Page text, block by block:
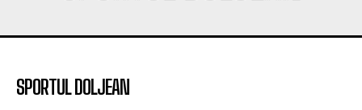
SPORTUL DOLJEAN